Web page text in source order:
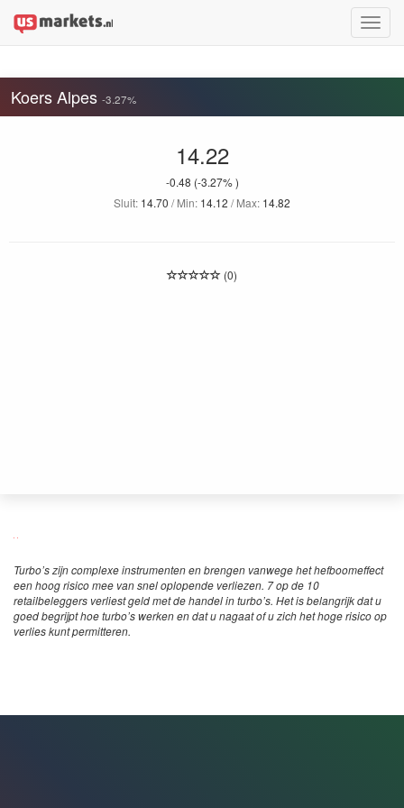
Toggle
Koers Alpes -3.27%
14.22
-0.48 (-3.27% )
Sluit: 14.70 / Min: 14.12 / Max: 14.82
(0)
Turbo’s zijn complexe instrumenten en brengen vanwege het hefboomeffect
een hoog risico mee van snel oplopende verliezen. 7 op de 10
retailbeleggers verliest geld met de handel in turbo’s. Het is belangrijk dat u
goed begrijpt hoe turbo’s werken en dat u nagaat of u zich het hoge risico op
verlies kunt permitteren.